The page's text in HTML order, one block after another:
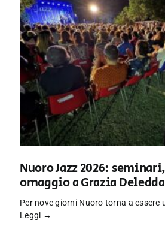
Nuoro Jazz 2026:
omaggio a Grazia Deledda
Per nove giorni Nuoro torna a essere
Leggi →